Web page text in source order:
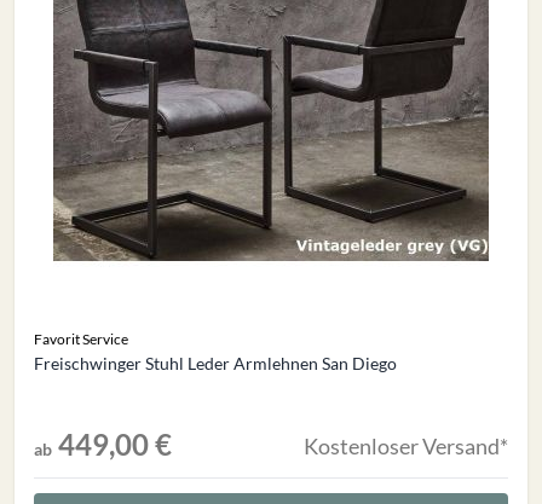
Favorit Service
Freischwinger Stuhl Leder Armlehnen San Diego
ab 449,00 € Kostenloser Versand*